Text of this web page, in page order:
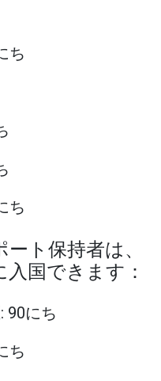
ち
ち
ト保持者は、
国できます：
にち
ち